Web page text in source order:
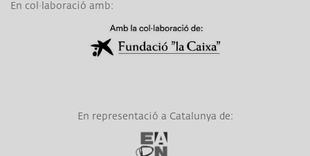
En col·laboració amb:
En representació a Catalunya de:
Link a EAPN